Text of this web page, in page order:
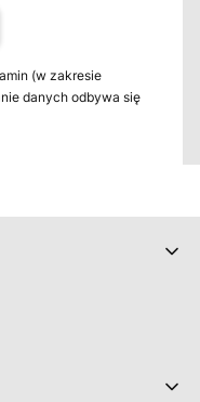
(w zakresie
danych odbywa się